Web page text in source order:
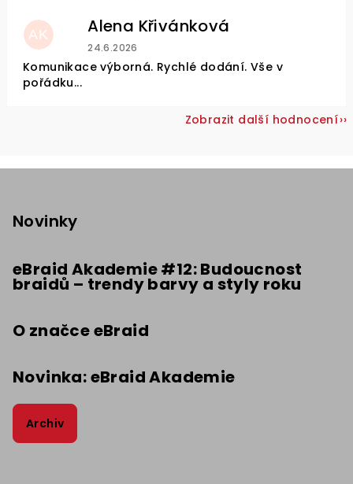
AK Alena Křivánková
Hodnocení obchodu je 5 z 5 hvězdiček.
24.6.2026
Komunikace výborná. Rychlé dodání. Vše v
pořádku...
Zobrazit další hodnocení
Novinky
eBraid Akademie #12: Budoucnost
braidů – trendy barvy a styly roku
O značce eBraid
Novinka: eBraid Akademie
Archiv